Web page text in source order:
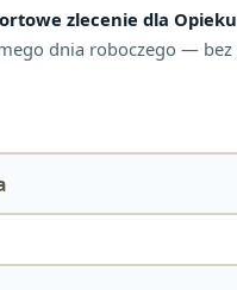
zlecenie dla
dnia roboczego — bez